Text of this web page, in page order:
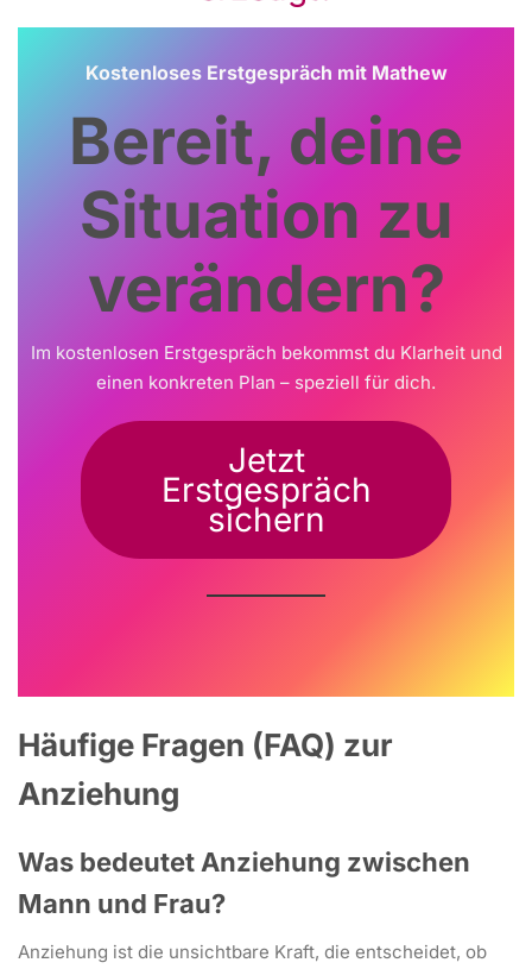
Kostenloses Erstgespräch mit Mathew
Bereit, deine
Situation zu
verändern?
Im kostenlosen Erstgespräch bekommst du Klarheit und
einen konkreten Plan – speziell für dich.
Jetzt
Erstgespräch
sichern
Häufige Fragen (FAQ) zur
Anziehung
Was bedeutet Anziehung zwischen
Mann und Frau?
Anziehung ist die unsichtbare Kraft, die entscheidet, ob